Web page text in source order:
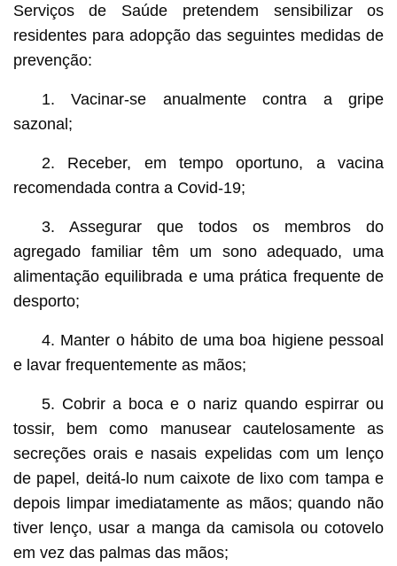
Serviços de Saúde pretendem sensibilizar os
residentes para adopção das seguintes medidas de
prevenção:
1. Vacinar-se anualmente contra a gripe
sazonal;
2. Receber, em tempo oportuno, a vacina
recomendada contra a Covid-19;
3. Assegurar que todos os membros do
agregado familiar têm um sono adequado, uma
alimentação equilibrada e uma prática frequente de
desporto;
4. Manter o hábito de uma boa higiene pessoal
e lavar frequentemente as mãos;
5. Cobrir a boca e o nariz quando espirrar ou
tossir, bem como manusear cautelosamente as
secreções orais e nasais expelidas com um lenço
de papel, deitá-lo num caixote de lixo com tampa e
depois limpar imediatamente as mãos; quando não
tiver lenço, usar a manga da camisola ou cotovelo
em vez das palmas das mãos;